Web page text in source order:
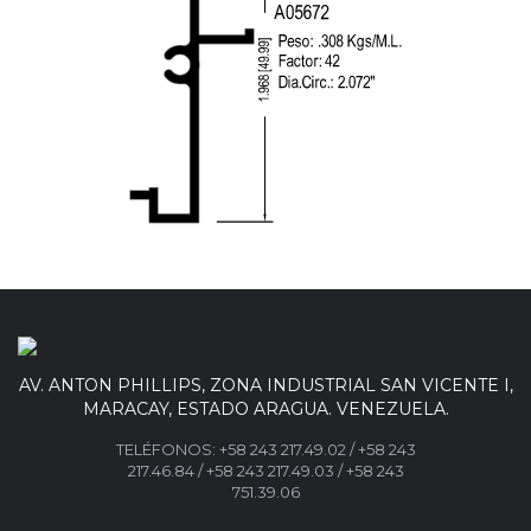
AV. ANTON PHILLIPS, ZONA INDUSTRIAL SAN VICENTE I,
MARACAY, ESTADO ARAGUA. VENEZUELA.
TELÉFONOS: +58 243 217.49.02/+58 243
217.46.84/+58 243 217.49.03 /+58 243
751.39.06